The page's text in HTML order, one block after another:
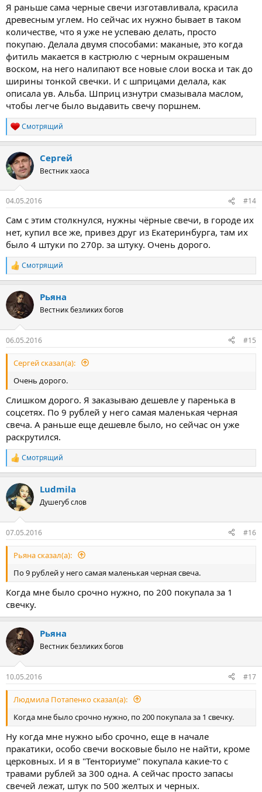
Я раньше сама черные свечи изготавливала, красила
древесным углем. Но сейчас их нужно бывает в таком
количестве, что я уже не успеваю делать, просто
покупаю. Делала двумя способами: маканые, это когда
фитиль макается в кастрюлю с черным окрашеным
воском, на него налипают все новые слои воска и так до
ширины тонкой свечки. И с шприцами делала, как
описала ув. Альба. Шприц изнутри смазывала маслом,
чтобы легче было выдавить свечу поршнем.
Р
е
к
ц
и
Смотрящий
Сергей
Вестник хаоса
04.05.2016 #14
Сам с этим столкнулся, нужны чёрные свечи, в городе их
нет, купил все же, привез друг из Екатеринбурга, там их
было 4 штуки по 270р. за штуку. Очень дорого.
Р
е
к
ц
и
Смотрящий
Рьяна
Вестник безликих богов
06.05.2016 #15
Сергей сказал(а):
Очень дорого.
Слишком дорого. Я заказываю дешевле у паренька в
соцсетях. По 9 рублей у него самая маленькая черная
свеча. А раньше еще дешевле было, но сейчас он уже
раскрутился.
Р
е
к
ц
и
Смотрящий
Ludmila
Душегуб слов
07.05.2016 #16
Рьяна сказал(а):
По 9 рублей у него самая маленькая черная свеча.
Когда мне было срочно нужно, по 200 покупала за 1
свечку.
Рьяна
Вестник безликих богов
10.05.2016 #17
Людмила Потапенко сказал(а):
Когда мне было срочно нужно, по 200 покупала за 1 свечку.
Ну когда мне нужно ыбо срочно, еще в начале
пракатики, особо свечи восковые было не найти, кроме
церковных. И я в "Тенториуме" покупала какие-то с
травами рублей за 300 одна. А сейчас просто запасы
свечей лежат, штук по 500 желтых и черных.